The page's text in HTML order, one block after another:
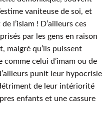
vaniteuse de soi, et
l’islam ! D’ailleurs ces
par les gens en raison
malgré qu’ils puissent
celui d’imam ou de
punit leur hypocrisie
de leur intériorité
enfants et une cassure